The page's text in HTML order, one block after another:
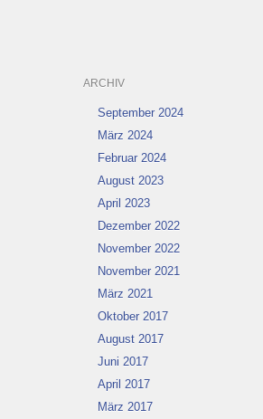
ARCHIV
September 2024
März 2024
Februar 2024
August 2023
April 2023
Dezember 2022
November 2022
November 2021
März 2021
Oktober 2017
August 2017
Juni 2017
April 2017
März 2017